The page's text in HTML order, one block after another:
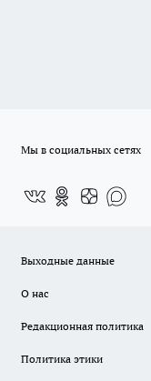
Мы в социальных сетях
Выходные данные
О нас
Редакционная политика
Политика этики